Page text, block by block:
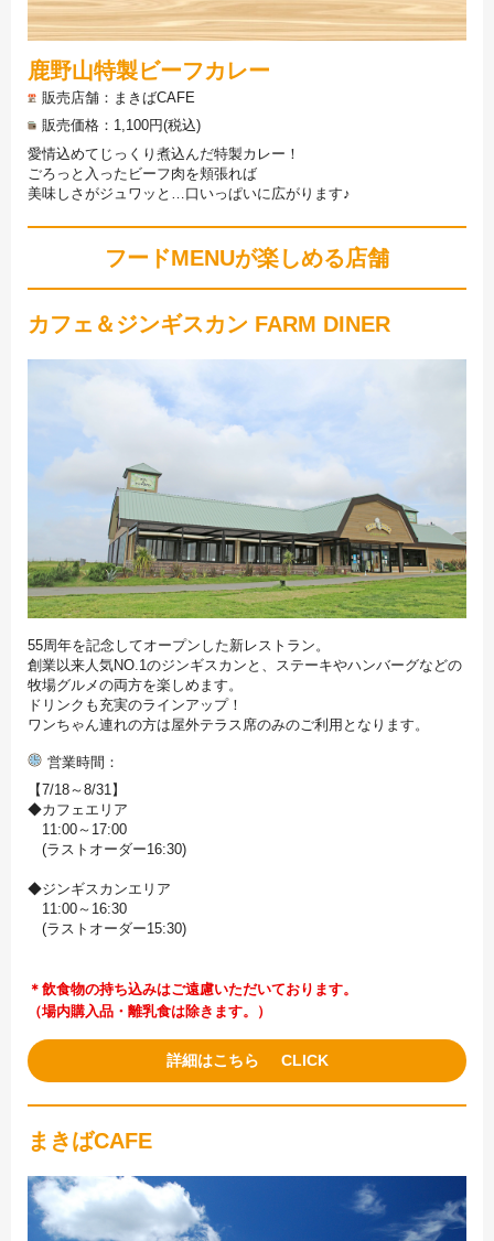
鹿野山特製ビーフカレー
販売店舗
まきばCAFE
販売価格
1,100円(税込)
愛情込めてじっくり煮込んだ特製カレー！
ごろっと入ったビーフ肉を頬張れば
美味しさがジュワッと…口いっぱいに広がります♪
フードMENUが楽しめる店舗
カフェ＆ジンギスカン FARM DINER
55周年を記念してオープンした新レストラン。
創業以来人気NO.1のジンギスカンと、ステーキやハンバーグなどの
牧場グルメの両方を楽しめます。
ドリンクも充実のラインアップ！
ワンちゃん連れの方は屋外テラス席のみのご利用となります。
営業時間
【7/18～8/31】
◆カフェエリア
11:00～17:00
(ラストオーダー16:30)
◆ジンギスカンエリア
11:00～16:30
(ラストオーダー15:30)
＊飲食物の持ち込みはご遠慮いただいております。
（場内購入品・離乳食は除きます。）
詳細はこちら
まきばCAFE